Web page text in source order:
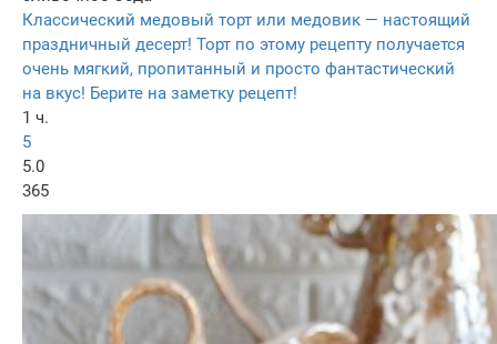
Классический медовый торт или медовик — настоящий
праздничный десерт! Торт по этому рецепту получается
очень мягкий, пропитанный и просто фантастический
на вкус! Берите на заметку рецепт!
1 ч.
5
5.0
365